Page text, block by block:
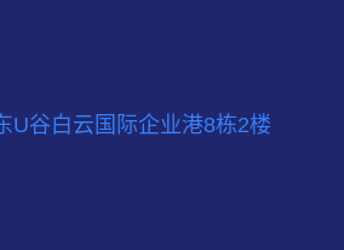
U谷白云国际企业港8栋2楼